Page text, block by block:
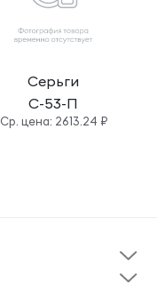
Серьги
С-53-П
Cр. цена: 2613.24 ₽